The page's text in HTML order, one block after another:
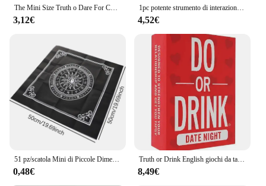
The Mini Size Truth o Dare For Couples Drinking Cards English Charades Family Time ti ricordi Deck Borad Party Games
3,12€
1pc potente strumento di interazione delle coppie-una guida completa per ricostruire l'amore, la verità intima o Dare un dialogo amorevole fo
4,52€
51 pz/scatola Mini di Piccole Dimensioni Verità O Dare Per Coppie Carte Giochi Coppie Amanti Gioco Da Tavolo Fornitura Versione Inglese
0,48€
Truth or Drink English giochi da tavolo Truth o Drinking Card Games Friends Party Game Card Do o Smoke 2-8 Friends Party Games
8,49€